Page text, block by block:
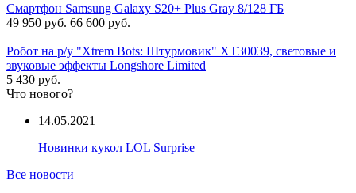
Смартфон Samsung Galaxy S20+ Plus Gray 8/128 ГБ
49 950 руб. 66 600 руб.
Робот на р/у "Xtrem Bots: Штурмовик" XT30039, световые и
звуковые эффекты Longshore Limited
5 430 руб.
Что нового?
14.05.2021
Новинки кукол LOL Surprise
Все новости